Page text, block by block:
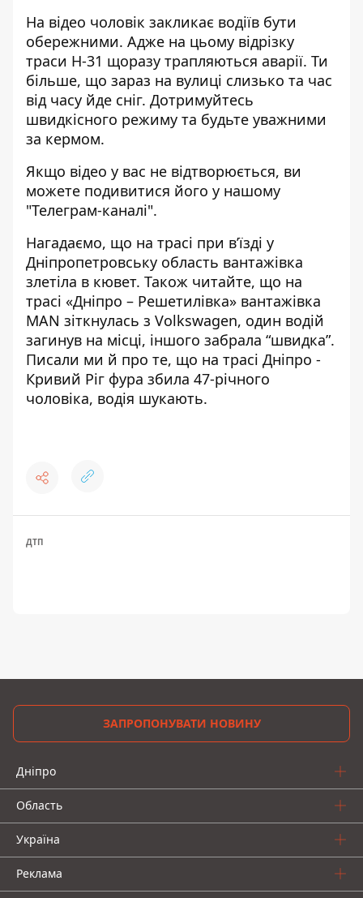
На відео чоловік закликає водіїв бути
обережними. Адже на цьому відрізку
траси Н-31 щоразу трапляються аварії. Ти
більше, що зараз на вулиці слизько та час
від часу йде сніг. Дотримуйтесь
швидкісного режиму та будьте уважними
за кермом.
Якщо відео у вас не відтворюється, ви
можете подивитися його у нашому
"Телеграм-каналі".
Нагадаємо, що на трасі при в’їзді у
Дніпропетровську область вантажівка
злетіла в кювет. Також читайте, що на
трасі «Дніпро – Решетилівка» вантажівка
MAN зіткнулась з Volkswagen, один водій
загинув на місці, іншого забрала “швидка”.
Писали ми й про те, що на трасі Дніпро -
Кривий Ріг фура збила 47-річного
чоловіка, водія шукають.
ДТП
ЗАПРОПОНУВАТИ НОВИНУ
Дніпро
Область
Україна
Реклама